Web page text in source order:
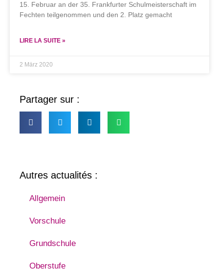
15. Februar an der 35. Frankfurter Schulmeisterschaft im
Fechten teilgenommen und den 2. Platz gemacht
LIRE LA SUITE »
2 März 2020
Partager sur :
Autres actualités :
Allgemein
Vorschule
Grundschule
Oberstufe